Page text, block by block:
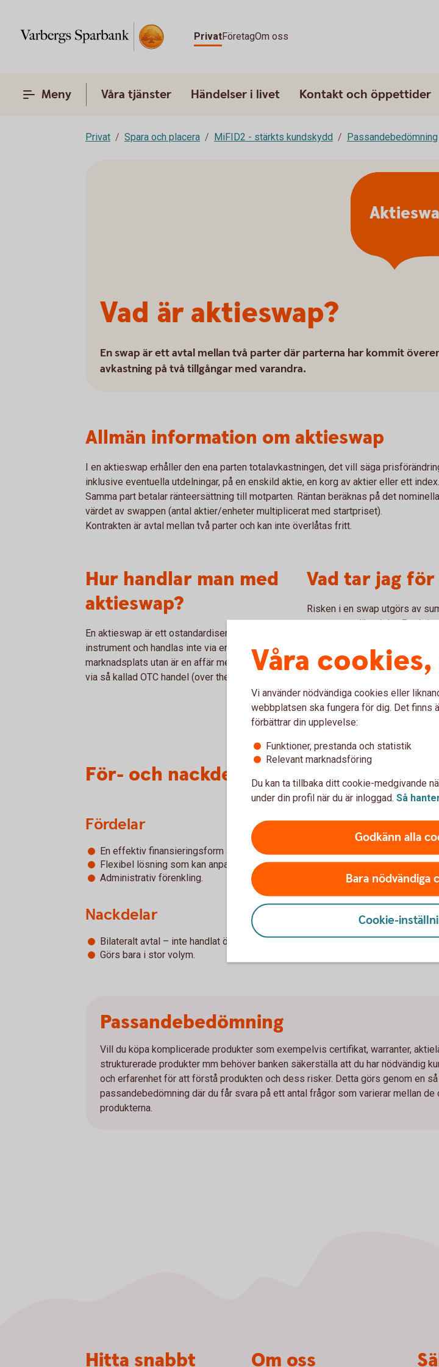
PrivatFöretagOm oss
Meny Våra tjänster Händelser i livet Kontakt och öppettider
Privat Spara och placera MiFID2 - stärkts kundskydd Passandebedömning
Vad är aktieswap?
En swap är ett avtal mellan två parter där parterna har kommit
avkastning på två tillgångar med varandra.
Allmän information om aktieswap
I en aktieswap erhåller den ena parten totalavkastningen, det vill säga
inklusive eventuella utdelningar, på en enskild aktie, en korg av aktier eller ett index.
Samma part betalar ränteersättning till motparten. Räntan beräknas på det nominella
värdet av swappen (antal aktier/enheter multiplicerat med startpriset).
Kontrakten är avtal mellan två parter och kan inte överlåtas fritt.
Hur handlar man med
aktieswap?
En aktieswap är ett ostandardiserat finansiellt
instrument och handlas inte via en
marknadsplats utan är en affär mellan två parter
via så kallad OTC handel (over the counter).
Vad tar jag
Risken i en swap utgörs av
swappens olika delar. En
100 procent. En köpare av en
som erhåller avkastningen på
nominella belopp. För en
risken vara obegränsad.
För- och nackdelar med aktieswap
Fördelar
En effektiv finansieringsform av aktie innehav.
Flexibel lösning som kan anpassas till kundens behov.
Administrativ förenkling.
Nackdelar
Bilateralt avtal – inte handlat över börs.
Görs bara i stor volym.
Passandebedömning
Vill du köpa komplicerade produkter som exempelvis certifikat, warranter,
strukturerade produkter mm behöver banken säkerställa att du har nödvändig
och erfarenhet för att förstå produkten och dess risker. Detta görs genom en
passandebedömning där du får svara på ett antal frågor som varierar mellan de
produkterna.
Våra
Vi använder nödvändiga cookies eller
webbplatsen ska fungera för dig. Det finns
förbättrar din upplevelse:
Funktioner, prestanda och statistik
Relevant marknadsföring
Du kan ta tillbaka ditt cookie-medgivande
under din profil när du är inloggad. Så
Godkänn alla
Bara nödvändiga
Cookie-
Hitta snabbt Om oss